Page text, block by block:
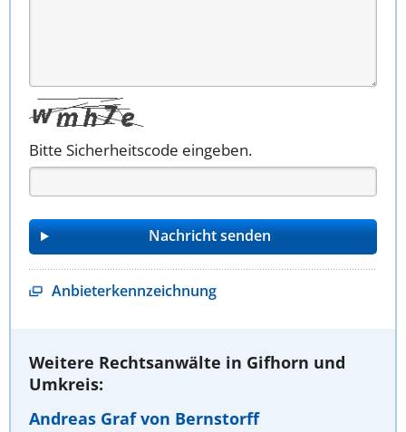
Bitte Sicherheitscode eingeben.
Anbieterkennzeichnung
Weitere Rechtsanwälte in Gifhorn und
Umkreis:
Andreas Graf von Bernstorff